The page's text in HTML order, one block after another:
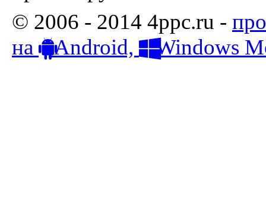
© 2006 - 2014 4ppc.ru -
на
Android, Windows